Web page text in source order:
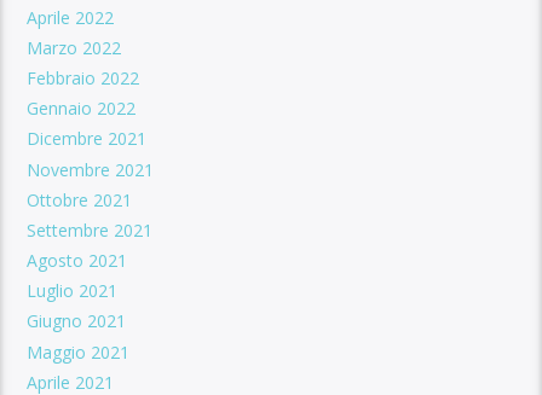
Aprile 2022
Marzo 2022
Febbraio 2022
Gennaio 2022
Dicembre 2021
Novembre 2021
Ottobre 2021
Settembre 2021
Agosto 2021
Luglio 2021
Giugno 2021
Maggio 2021
Aprile 2021